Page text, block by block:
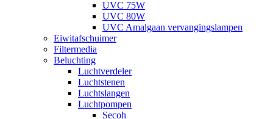
UVC 75W
UVC 80W
UVC Amalgaan vervangingslampen
Eiwitafschuimer
Filtermedia
Beluchting
Luchtverdeler
Luchtstenen
Luchtslangen
Luchtpompen
Secoh